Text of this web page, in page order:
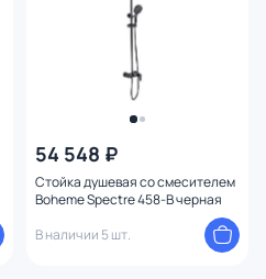
54 548 ₽
Стойка душевая со смесителем
Boheme Spectre 458-B черная
В наличии 5 шт.